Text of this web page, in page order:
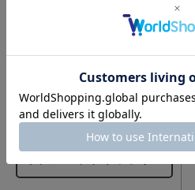
UCHINO TOUCH
UCHINO art